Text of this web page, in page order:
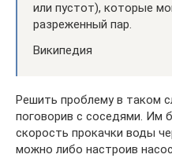
или пустот), которые
разреженный пар.
Википедия
Решить проблему в таком
поговорив с соседями. Им
скорость прокачки воды
можно либо настроив